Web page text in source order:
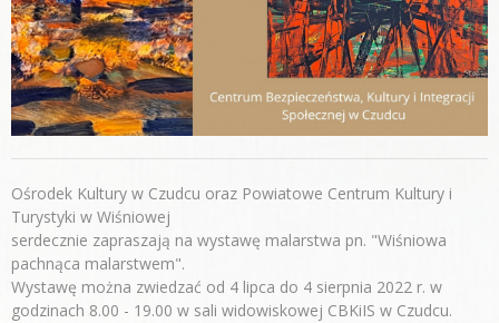
Ośrodek Kultury w Czudcu oraz Powiatowe Centrum Kultury i
Turystyki w Wiśniowej
serdecznie zapraszają na wystawę malarstwa pn. "Wiśniowa
pachnąca malarstwem".
Wystawę można zwiedzać od 4 lipca do 4 sierpnia 2022 r. w
godzinach 8.00 - 19.00 w sali widowiskowej CBKiIS w Czudcu.